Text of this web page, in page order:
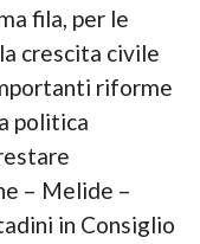
fila, per le
crescita civile
riforme
politica
– Melide –
in Consiglio